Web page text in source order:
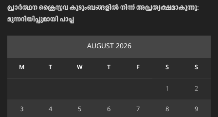
പ്രാര്‍ത്ഥന ക്രൈസ്തവ കുടുംബങ്ങളില്‍ നിന്ന് അപ്രത്യക്ഷമാകുന്നു:
മുന്നറിയിപ്പുമായി പാപ്പ
AUGUST 2026
M T W T F S S
1 2
3 4 5 6 7 8 9